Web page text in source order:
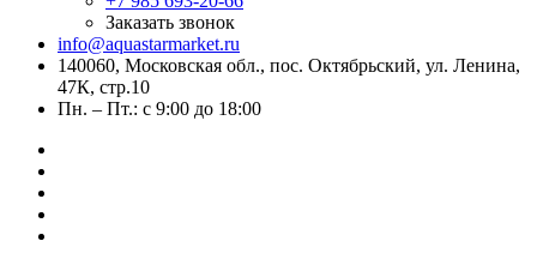
Заказать звонок
info@aquastarmarket.ru
140060, Московская обл., пос. Октябрьский, ул. Ленина,
47К, стр.10
Пн. – Пт.: с 9:00 до 18:00